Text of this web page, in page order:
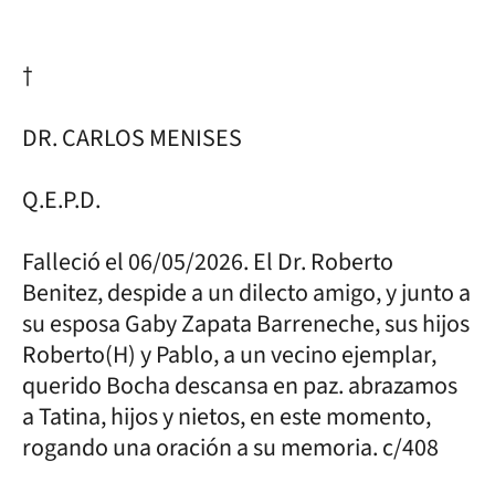
†
DR. CARLOS MENISES
Q.E.P.D.
Falleció el 06/05/2026. El Dr. Roberto
Benitez, despide a un dilecto amigo, y junto a
su esposa Gaby Zapata Barreneche, sus hijos
Roberto(H) y Pablo, a un vecino ejemplar,
querido Bocha descansa en paz. abrazamos
a Tatina, hijos y nietos, en este momento,
rogando una oración a su memoria. c/408